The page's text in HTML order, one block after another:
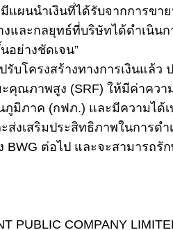
ผนนำเงินที่ได้รับจากการข
ละกลยุทธ์ที่บริษัทได้ดำเนิน
อย่างชัดเจน”
รับโครงสร้างทางการเงินแ
คุณภาพสูง (SRF) ให้มีค่าค
ภาค (กฟภ.) และมีความได้
งเสริมประสิทธิภาพในการด
ต่อไป และจะสามารถรั
PUBLIC COMPANY